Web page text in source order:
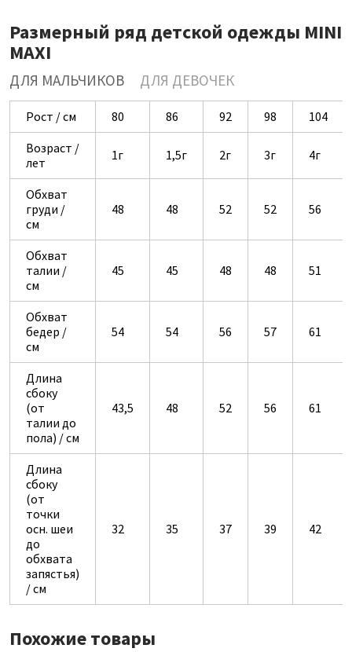
Размерный ряд детской одежды MINI
MAXI
ДЛЯ МАЛЬЧИКОВ ДЛЯ ДЕВОЧЕК
Рост / см 80 86 92 98
104
Возраст /
лет
1г 1,5г 2г 3г 4г
Обхват
груди /
см
48 48 52 52 56
Обхват
талии /
см
45 45 48 48 51
Обхват
бедер /
см
54 54 56 57 61
Длина
сбоку
(от
талии до
пола) / см
43,5 48 52 56 61
Длина
сбоку
(от
точки
осн. шеи
до
обхвата
запястья)
/ см
32 35 37 39 42
Похожие товары